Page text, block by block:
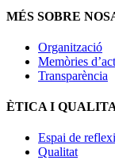
MÉS SOBRE
Organització
Memòries
Transparència
ÈTICA I
Espai de
Qualitat